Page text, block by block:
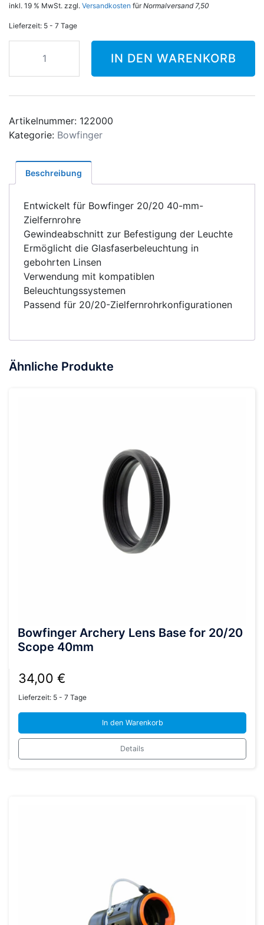
inkl. 19 % MwSt. zzgl. Versandkosten fürNormalversand 7,50
Lieferzeit: 5 - 7 Tage
Light
20/20
40mm
IN DEN WARENKORB
Artikelnummer: 122000
Kategorie: Bowfinger
Beschreibung
Entwickelt für Bowfinger 20/20 40-mm-
Zielfernrohre
Gewindeabschnitt zur Befestigung der Leuchte
Ermöglicht die Glasfaserbeleuchtung in
gebohrten Linsen
Verwendung mit kompatiblen
Beleuchtungssystemen
Passend für 20/20-Zielfernrohrkonfigurationen
Ähnliche Produkte
Bowfinger Archery Lens Base for 20/20
Scope 40mm
34,00 €
Lieferzeit: 5 - 7 Tage
In den Warenkorb
Details